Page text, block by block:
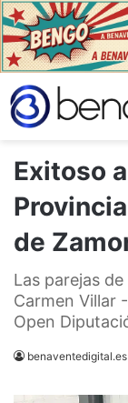
Exitoso
de
Las parejas
Carmen Villar
Open
benaventedigital.es